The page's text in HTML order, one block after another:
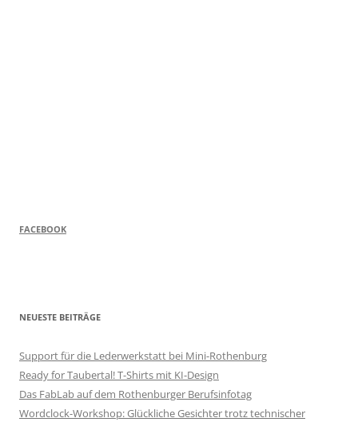
FACEBOOK
NEUESTE BEITRÄGE
Support für die Lederwerkstatt bei Mini-Rothenburg
Ready for Taubertal! T-Shirts mit KI-Design
Das FabLab auf dem Rothenburger Berufsinfotag
Wordclock-Workshop: Glückliche Gesichter trotz technischer